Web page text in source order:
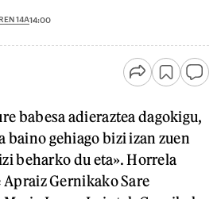
14A14:00
babesa adieraztea dagokigu,
baino gehiago bizi izan zuen
beharko du eta». Horrela
Gernikako Sare